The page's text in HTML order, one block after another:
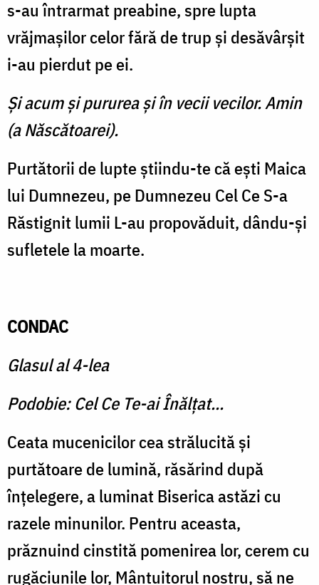
s-au întrarmat preabine, spre lupta
vrăjmaşilor celor fără de trup şi desăvârşit
i-au pierdut pe ei.
Şi acum şi pururea şi în vecii vecilor. Amin
(a Născătoarei).
Purtătorii de lupte ştiindu-te că eşti Maica
lui Dumnezeu, pe Dumnezeu Cel Ce S-a
Răstignit lumii L-au propovăduit, dându-şi
sufletele la moarte.
CONDAC
Glasul al 4-lea
Podobie: Cel Ce Te-ai Înălţat...
Ceata mucenicilor cea strălucită şi
purtătoare de lumină, răsărind după
înţelegere, a luminat Biserica astăzi cu
razele minunilor. Pentru aceasta,
prăznuind cinstită pomenirea lor, cerem cu
rugăciunile lor, Mântuitorul nostru, să ne